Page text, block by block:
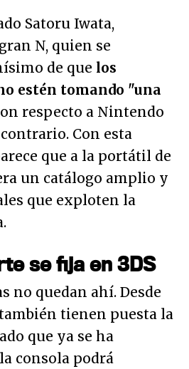
Satoru Iwata,
N, quien se
de que los
estén tomando "una
respecto a Nintendo
Con esta
que a la portátil de
un catálogo amplio y
que exploten la
se fija en 3DS
no quedan ahí. Desde
tienen puesta la
que ya se ha
consola podrá